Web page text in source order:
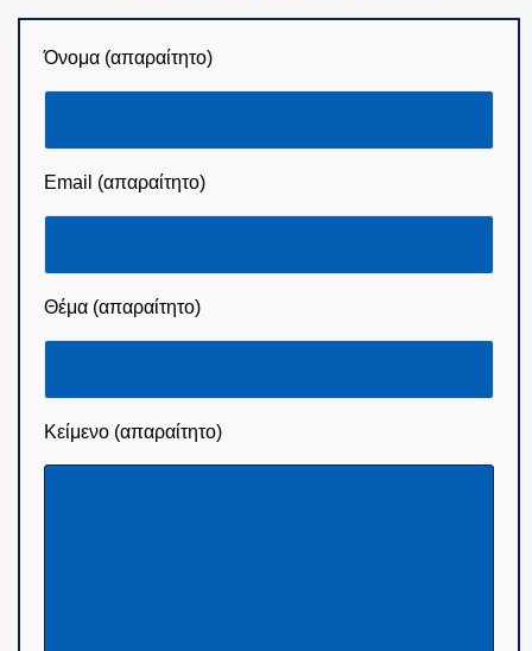
Όνομα (απαραίτητο)
Email (απαραίτητο)
Θέμα (απαραίτητο)
Κείμενο (απαραίτητο)